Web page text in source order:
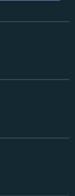
ム」です。
きましたけれ
近いもの
していった
リーンの思
え方に基づい
った人でし